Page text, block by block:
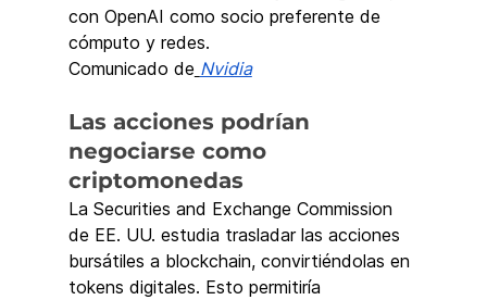
con OpenAI como socio preferente de
cómputo y redes.
Comunicado de Nvidia
Las acciones podrían
negociarse como
criptomonedas
La Securities and Exchange Commission
de EE. UU. estudia trasladar las acciones
bursátiles a blockchain, convirtiéndolas en
tokens digitales. Esto permitiría